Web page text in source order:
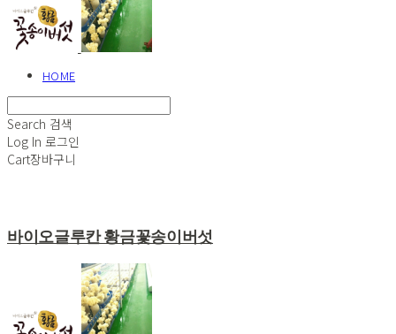
HOME
Search 검색
Log In 로그인
Cart장바구니
바이오글루칸 황금꽃송이버섯